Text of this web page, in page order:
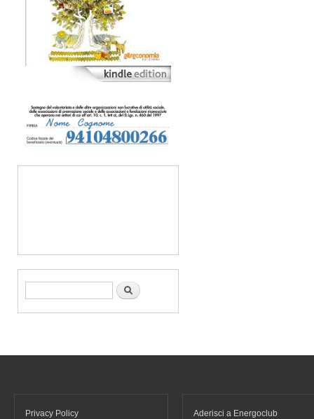
Form di ricerca Cerca
Privacy Policy Aderisci a Energoclub